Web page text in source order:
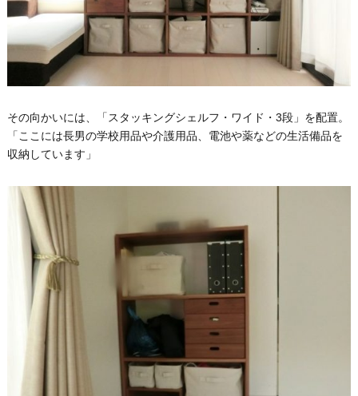
その向かいには、「スタッキングシェルフ・ワイド・3段」を配置。
「ここには長男の学校用品や介護用品、電池や薬などの生活備品を
収納しています」